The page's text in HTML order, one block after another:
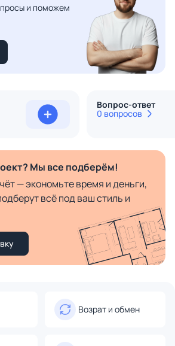
и поможем
Вопрос-ответ
0 вопросов
Мы все подберём!
— экономьте время и деньги,
всё под ваш стиль и
Возрат и обмен